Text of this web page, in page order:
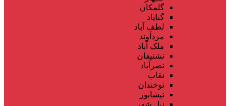
گلمکان
گناباد
لطف آباد
مزدآوند
ملک آباد
نشتیفان
نصرآباد
نقاب
نوخندان
نیشابور
نیل شهر